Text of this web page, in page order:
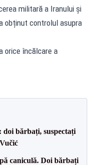
militară a Iranului și
obținut controlul asupra
orice încălcare a
bărbați, suspectați
caniculă. Doi bărbați